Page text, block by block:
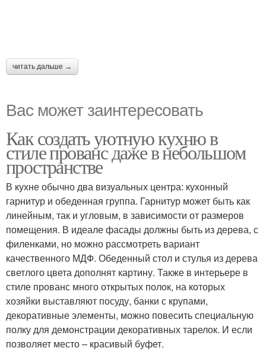
читать дальше →
Вас может заинтересовать
Как создать уютную кухню в
стиле прованс даже в небольшом
пространстве
В кухне обычно два визуальных центра: кухонный
гарнитур и обеденная группа. Гарнитур может быть как
линейным, так и угловым, в зависимости от размеров
помещения. В идеале фасады должны быть из дерева, с
филенками, но можно рассмотреть вариант
качественного МДФ. Обеденный стол и стулья из дерева
светлого цвета дополнят картину. Также в интерьере в
стиле прованс много открытых полок, на которых
хозяйки выставляют посуду, банки с крупами,
декоративные элементы, можно повесить специальную
полку для демонстрации декоративных тарелок. И если
позволяет место – красивый буфет.